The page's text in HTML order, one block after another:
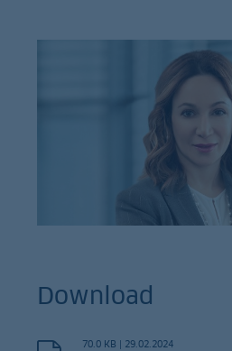
Download
70.0 KB | 29.02.2024